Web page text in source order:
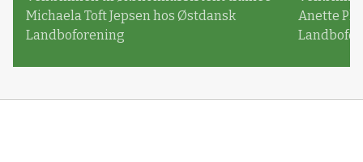
Michaela Toft Jepsen hos Østdansk
Landboforening
Anette